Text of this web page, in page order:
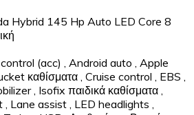
Hybrid 145 Hp Auto LED Core 8
(acc) , Android auto , Apple
καθίσματα , Cruise control , EBS ,
, Isofix παιδικά καθίσματα ,
, Lane assist , LED headlights ,